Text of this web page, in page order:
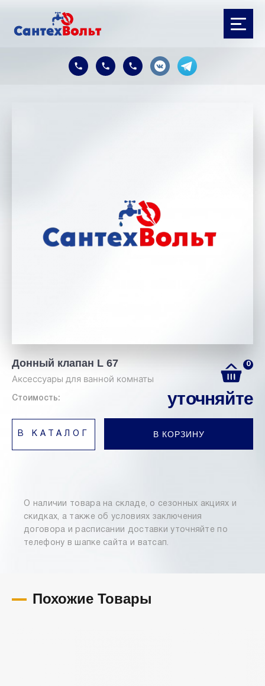
Донный клапан L 67
Аксессуары для ванной комнаты
0
Стоимость: уточняйте
В КАТАЛОГ В КОРЗИНУ
О наличии товара на складе, о сезонных акциях и
скидках, а также об условиях заключения
договора и расписании доставки уточняйте по
телефону в шапке сайта и ватсап.
Похожие Товары